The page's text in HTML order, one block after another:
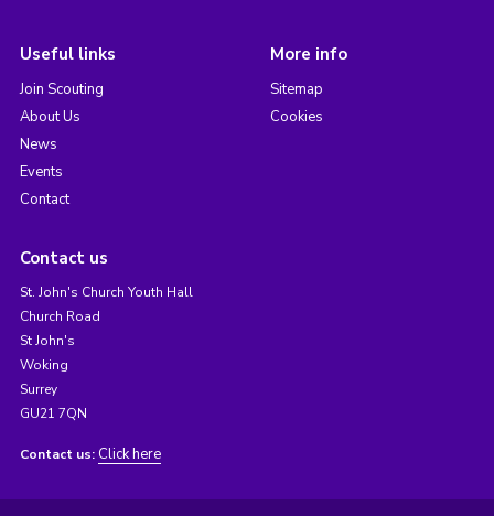
Useful links
Join Scouting
About Us
News
Events
Contact
More info
Sitemap
Cookies
Contact us
St. John's Church Youth Hall
Church Road
St John's
Woking
Surrey
GU21 7QN
Contact us: Click here